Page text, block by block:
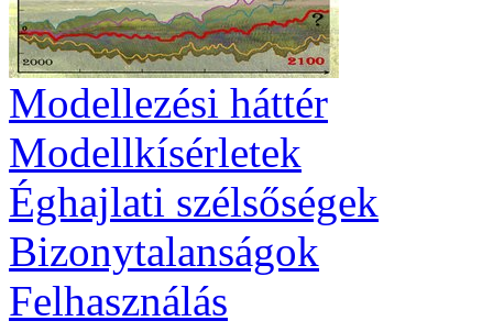
Modellezési háttér
Modellkísérletek
Éghajlati szélsőségek
Bizonytalanságok
Felhasználás